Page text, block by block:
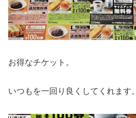
お得なチケット。
いつもを一回り良くしてくれます。